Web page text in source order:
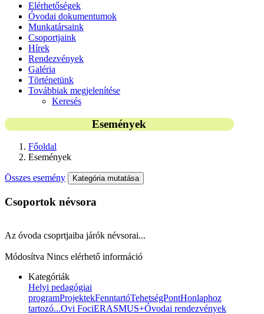
Elérhetőségek
Óvodai dokumentumok
Munkatársaink
Csoportjaink
Hírek
Rendezvények
Galéria
Történetünk
Továbbiak megjelenítése
Keresés
Események
Főoldal
Események
Összes esemény Kategória mutatása
Csoportok névsora
Az óvoda csoprtjaiba járók névsorai...
Módosítva Nincs elérhető információ
Kategóriák
Helyi pedagógiai
programProjektekFenntartóTehetségPontHonlaphoz
tartozó...Ovi FociERASMUS+Óvodai rendezvények